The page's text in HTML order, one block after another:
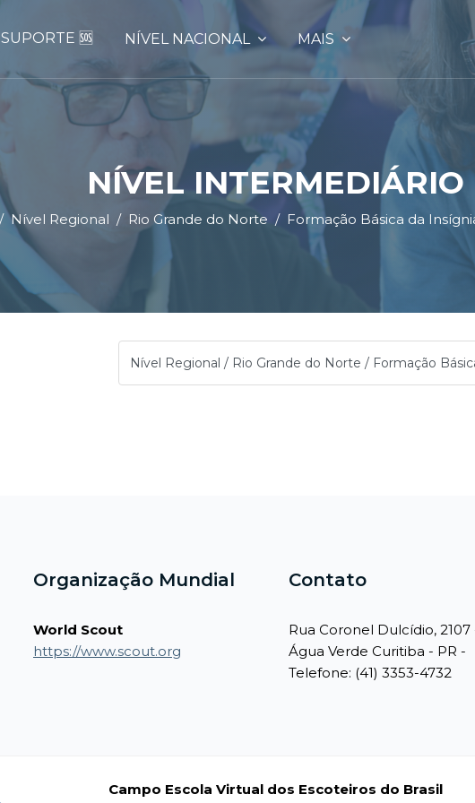
SUPORTE 🆘 NÍVEL NACIONAL MAIS
NÍVEL INTERMEDIÁRIO
Nível Regional Rio Grande do Norte Formação Básica da
Organização Mundial
World Scout
https://www.scout.org
Contato
Rua Coronel Dulcídio, 2107
Água Verde Curitiba - PR -
Telefone: (41) 3353-4732
Campo Escola Virtual dos Escoteiros do Brasil